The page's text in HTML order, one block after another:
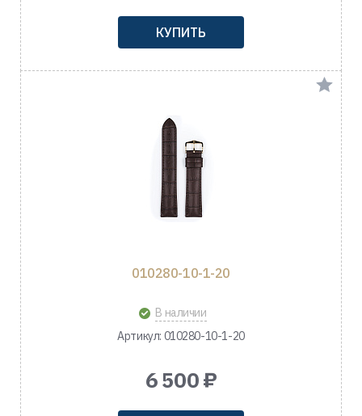
КУПИТЬ
010280-10-1-20
В наличии
Артикул: 010280-10-1-20
6 500 ₽